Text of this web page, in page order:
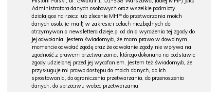
Administratora danych osobowych oraz wszelkie podmioty
działające na rzecz lub zlecenie MHP do przetwarzania moich
danych osob. (e-mail) w zakresie i celach niezbędnych do
otrzymywania newslettera dzieje.pl od dnia wyrażenia tej zgody do
jej odwołania. Jestem świadomy/a, że mam prawo w dowolnym
momencie odwołać zgodę oraz że odwołanie zgody nie wpływa na
zgodność z prawem przetwarzania, którego dokonano na podstawie
zgody udzielonej przed jej wycofaniem. Jestem też świadomy/a, że
przysługuje mi prawo dostępu do moich danych, do ich
sprostowania, do ograniczenia przetwarzania, do przenoszenia
danych, do sprzeciwu wobec przetwarzania.